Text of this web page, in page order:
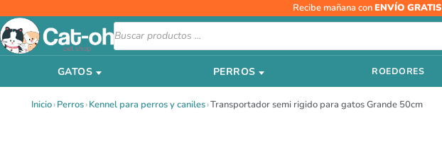
al
contenido
Recibe mañana conENVÍO GRATIS
Búsqueda
de
productos
GATOS PERROS ROEDORES
Inicio›Perros›Kennel para perros y caniles›Transportador semi rigido para gatos Grande 50cm